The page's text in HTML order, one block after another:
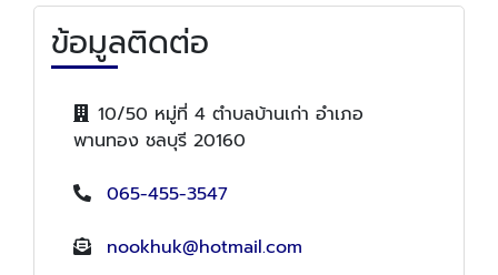
ข้อมูลติดต่อ
10/50 หมู่ที่ 4 ตำบลบ้านเก่า อำเภอ
พานทอง ชลบุรี 20160
065-455-3547
nookhuk@hotmail.com